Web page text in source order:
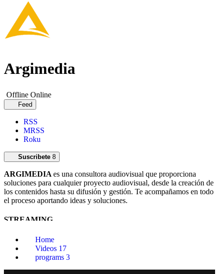
Argimedia
Offline Online
Feed
RSS
MRSS
Roku
Suscribete 8
ARGIMEDIA es una consultora audiovisual que proporciona
soluciones para cualquier proyecto audiovisual, desde la creación de
los contenidos hasta su difusión y gestión. Te acompañamos en todo
el proceso aportando ideas y soluciones.
STREAMING
Servicio global de streaming: Diseño de eventos, producción,
realización, difusión multiplataforma, postproducción…
Home
Videos 17
programs 3